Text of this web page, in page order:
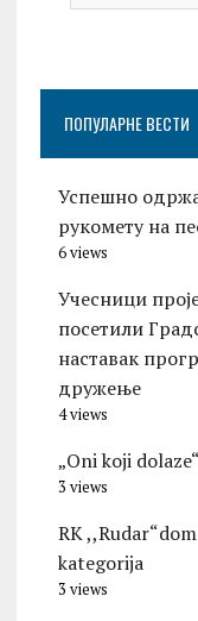
ПОПУЛАРНЕ ВЕСТИ
Успешно
рукомету на
6 views
Учесници
посетили
наставак
дружење
4 views
„Oni koji
3 views
RK
kategorija
3 views